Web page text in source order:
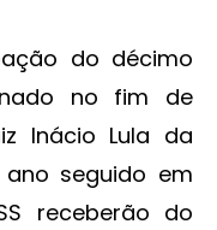
do décimo
no fim de
Inácio Lula da
seguido em
receberão do